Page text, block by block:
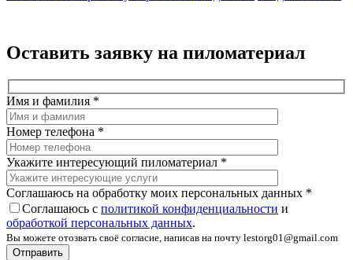
Оставить заявку на пиломатериал
Имя и фамилия *
Номер телефона *
Укажите интересующий пиломатериал *
Соглашаюсь на обработку моих персональных данных *
Соглашаюсь с политикой конфиденциальности и
обработкой персональных данных.
Вы можете отозвать своё согласие, написав на почту lestorg01@gmail.com